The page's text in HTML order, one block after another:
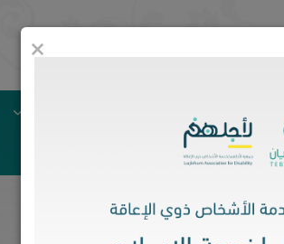
برنامج مزايا
شهادة تسجيل تطبيق تبيان
الإعلامية
×